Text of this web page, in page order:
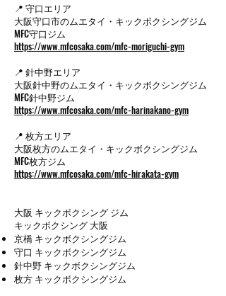
📍 守口エリア
大阪守口市のムエタイ・キックボクシングジム
MFC守口ジム
https://www.mfcosaka.com/mfc-moriguchi-gym
📍 針中野エリア
大阪針中野のムエタイ・キックボクシングジム
MFC針中野ジム
https://www.mfcosaka.com/mfc-harinakano-gym
📍 枚方エリア
大阪枚方のムエタイ・キックボクシングジム
MFC枚方ジム
https://www.mfcosaka.com/mfc-hirakata-gym
​大阪 キックボクシング ジム
キックボクシング 大阪
京橋 キックボクシングジム
守口 キックボクシングジム
針中野 キックボクシングジム
枚方 キックボクシングジム